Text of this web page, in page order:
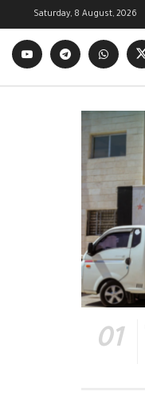
Saturday, 8 August, 2026